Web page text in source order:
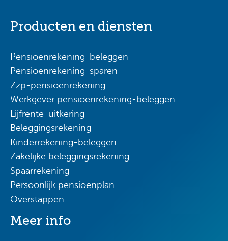
Producten en diensten
Pensioenrekening-beleggen
Pensioenrekening-sparen
Zzp-pensioenrekening
Werkgever pensioenrekening-beleggen
Lijfrente-uitkering
Beleggingsrekening
Kinderrekening-beleggen
Zakelijke beleggingsrekening
Spaarrekening
Persoonlijk pensioenplan
Overstappen
Meer info